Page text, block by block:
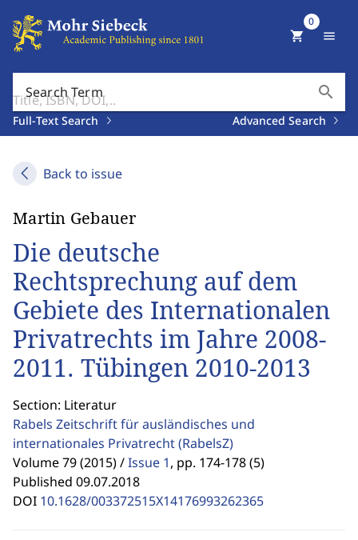
Search Term search
Full-Text Search Advanced Search
shopping_cart
0
menu
Back to issue
Martin Gebauer
Die deutsche
Rechtsprechung auf dem
Gebiete des Internationalen
Privatrechts im Jahre 2008-
2011. Tübingen 2010-2013
Section: Literatur
Rabels Zeitschrift für ausländisches und
internationales Privatrecht(RabelsZ)
Volume 79 (2015) /Issue 1, pp. 174-178 (5)
Published 09.07.2018
DOI 10.1628/003372515X14176993262365